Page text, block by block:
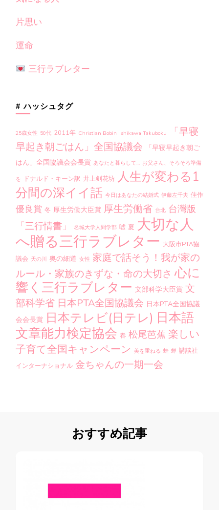
片思い
運命
三行ラブレター
# ハッシュタグ
25歳女性 50代 2011年 Christian Bobin Ishikawa Takuboku
「早寝
早起き朝ごはん」全国協議会
「早寝早起き朝ご
はん」全国協議会会長賞 あなたと暮らして… お父さん、そろそろ準備
を ドナルド・キーン訳 井上剣花坊 人生が変わる1
分間の深イイ話 今日はあなたの結婚式 伊藤左千夫 佳作
優良賞 冬 厚生労働大臣賞 厚生労働省 台北 台灣版
「三行情書」
名城大学人間学部 嘘 夏 大切な人
へ贈る三行ラブレター 大阪市PTA協
議会 天の川 奥の細道 女性 家庭で話そう！我が家の
ルール・家族のきずな・命の大切さ 心に
響く三行ラブレター 文部科学大臣賞 文
部科学省 日本PTA全国協議会 日本PTA全国協議
会会長賞 日本テレビ(日テレ) 日本語
文章能力検定協会 春 松尾芭蕉 楽しい
子育て全国キャンペーン 美を重ねる 蛙 蝉 講談社
インターナショナル 金ちゃんの一期一会
おすすめ記事